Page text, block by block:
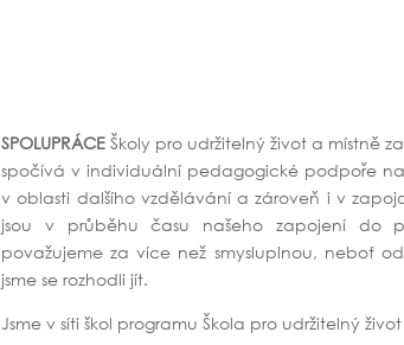
SPOLUPRÁCE Školy pro udržitelný život a místně
spočívá v individuální pedagogické podpoře
v oblasti dalšího vzdělávání a zároveň i v
jsou v průběhu času našeho zapojení do
považujeme za více než smysluplnou, neboť
jsme se rozhodli jít.
Jsme v síti škol programu Škola pro udržitelný